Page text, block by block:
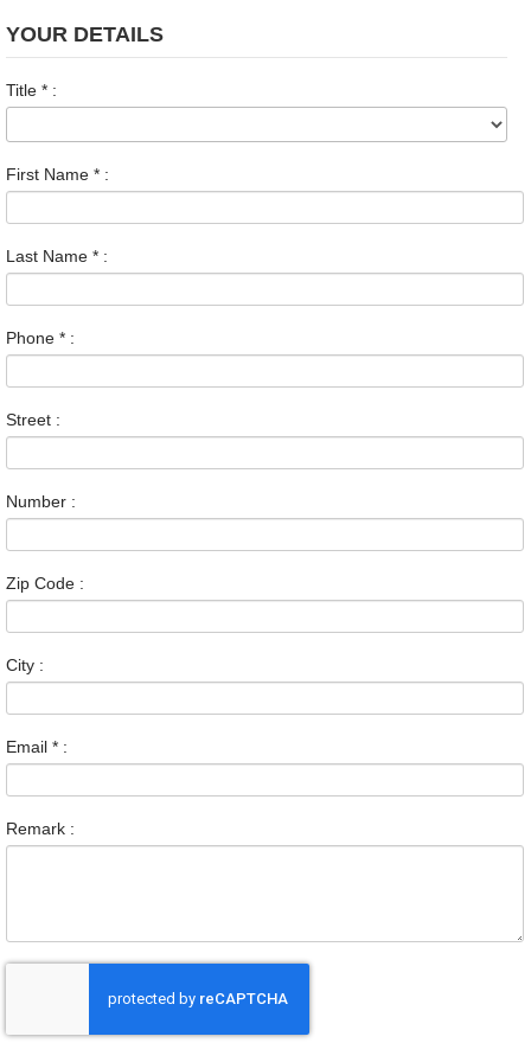
YOUR DETAILS
Title * :
First Name * :
Last Name * :
Phone * :
Street :
Number :
Zip Code :
City :
Email * :
Remark :